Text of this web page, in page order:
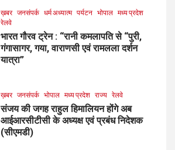
ख़बर जनसंपर्क धर्म अध्यात्म पर्यटन भोपाल मध्य प्रदेश
रेलवे
भारत गौरव ट्रेन : “रानी कमलापति से “पुरी,
गंगासागर, गया, वाराणसी एवं रामलला दर्शन
यात्रा”
ख़बर जनसंपर्क भोपाल मध्य प्रदेश राज्य रेलवे
संजय की जगह राहुल हिमालियन होंगे अब
आईआरसीटीसी के अध्यक्ष एवं प्रबंध निदेशक
(सीएमडी)